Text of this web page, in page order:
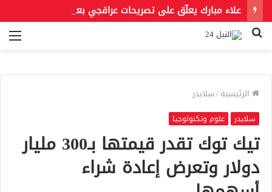
بحث
الرئيسية/سلايدر
سلايدر علوم وتكنولوجيا
تيك توك تقدر قيمتها بـ300 مليار
دولار وتعرض إعادة شراء